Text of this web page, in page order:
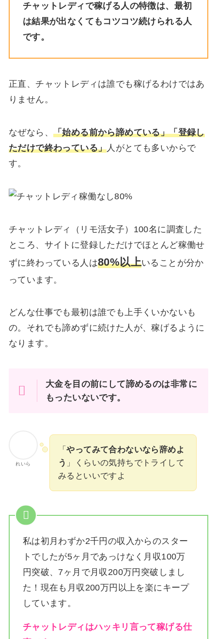
チャットレディで稼げる人の特徴は、最初
は結果が出なくてもコツコツ続けられる人
です。
正直、チャットレディは誰でも稼げるわけではあ
りません。
なぜなら、 「始める前から諦めている」「登録し
ただけで終わっている」 人がとても多いからで
す。
チャットレディ（リモ活女子）100名に調査した
ところ、サイトに登録しただけでほとんど稼働せ
ずに終わっている人は80%以上いることが分か
っています。
どんな仕事でも最初は誰でも上手くいかないも
の。それでも諦めずに続けた人が、稼げるように
なります。
大金を目の前にして諦めるのは非常に
もったいないです。
れいら
「やってみて合わないなら辞めよ
う 」くらいの気持ちでトライして
みるといいですよ
私は初月わずか2千円の収入からのスター
トでしたが5ヶ月であっけなく月収100万
円突破、7ヶ月で月収200万円突破しまし
た！ 現在も月収200万円以上を楽にキープ
しています。
チャットレディはハッキリ言って稼げる仕